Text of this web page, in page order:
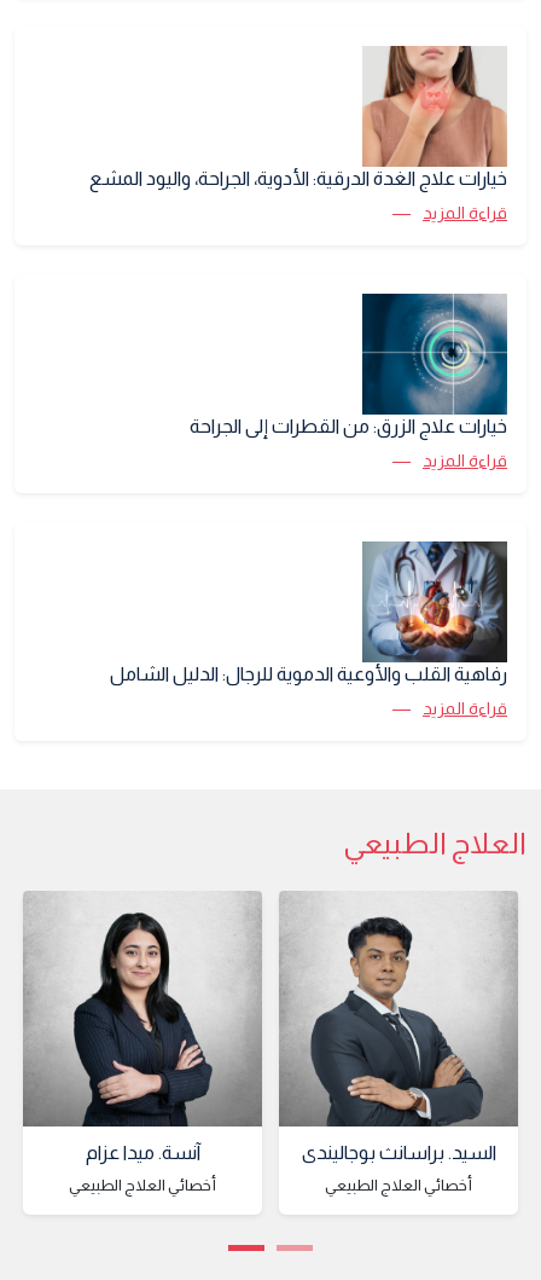
خيارات علاج الغدة الدرقية: الأدوية، الجراحة، واليود المشع
قراءة المزيد
خيارات علاج الزرق: من القطرات إلى الجراحة
قراءة المزيد
رفاهية القلب والأوعية الدموية للرجال: الدليل الشامل
قراءة المزيد
العلاج الطبيعي
السيد. براسانث بوجاليندي
أخصائي العلاج الطبيعي
آنسة. ميدا عزام
أخصائي العلاج الطبيعي